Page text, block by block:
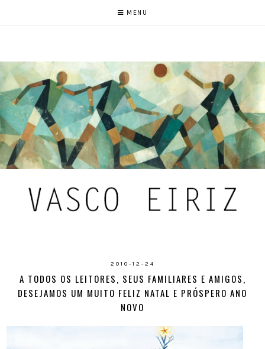
MENU
2010-12-24
A TODOS OS LEITORES, SEUS FAMILIARES E AMIGOS,
DESEJAMOS UM MUITO FELIZ NATAL E PRÓSPERO ANO
NOVO